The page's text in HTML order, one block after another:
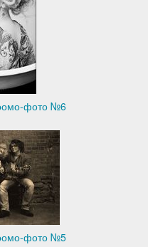
фото №6
фото №5